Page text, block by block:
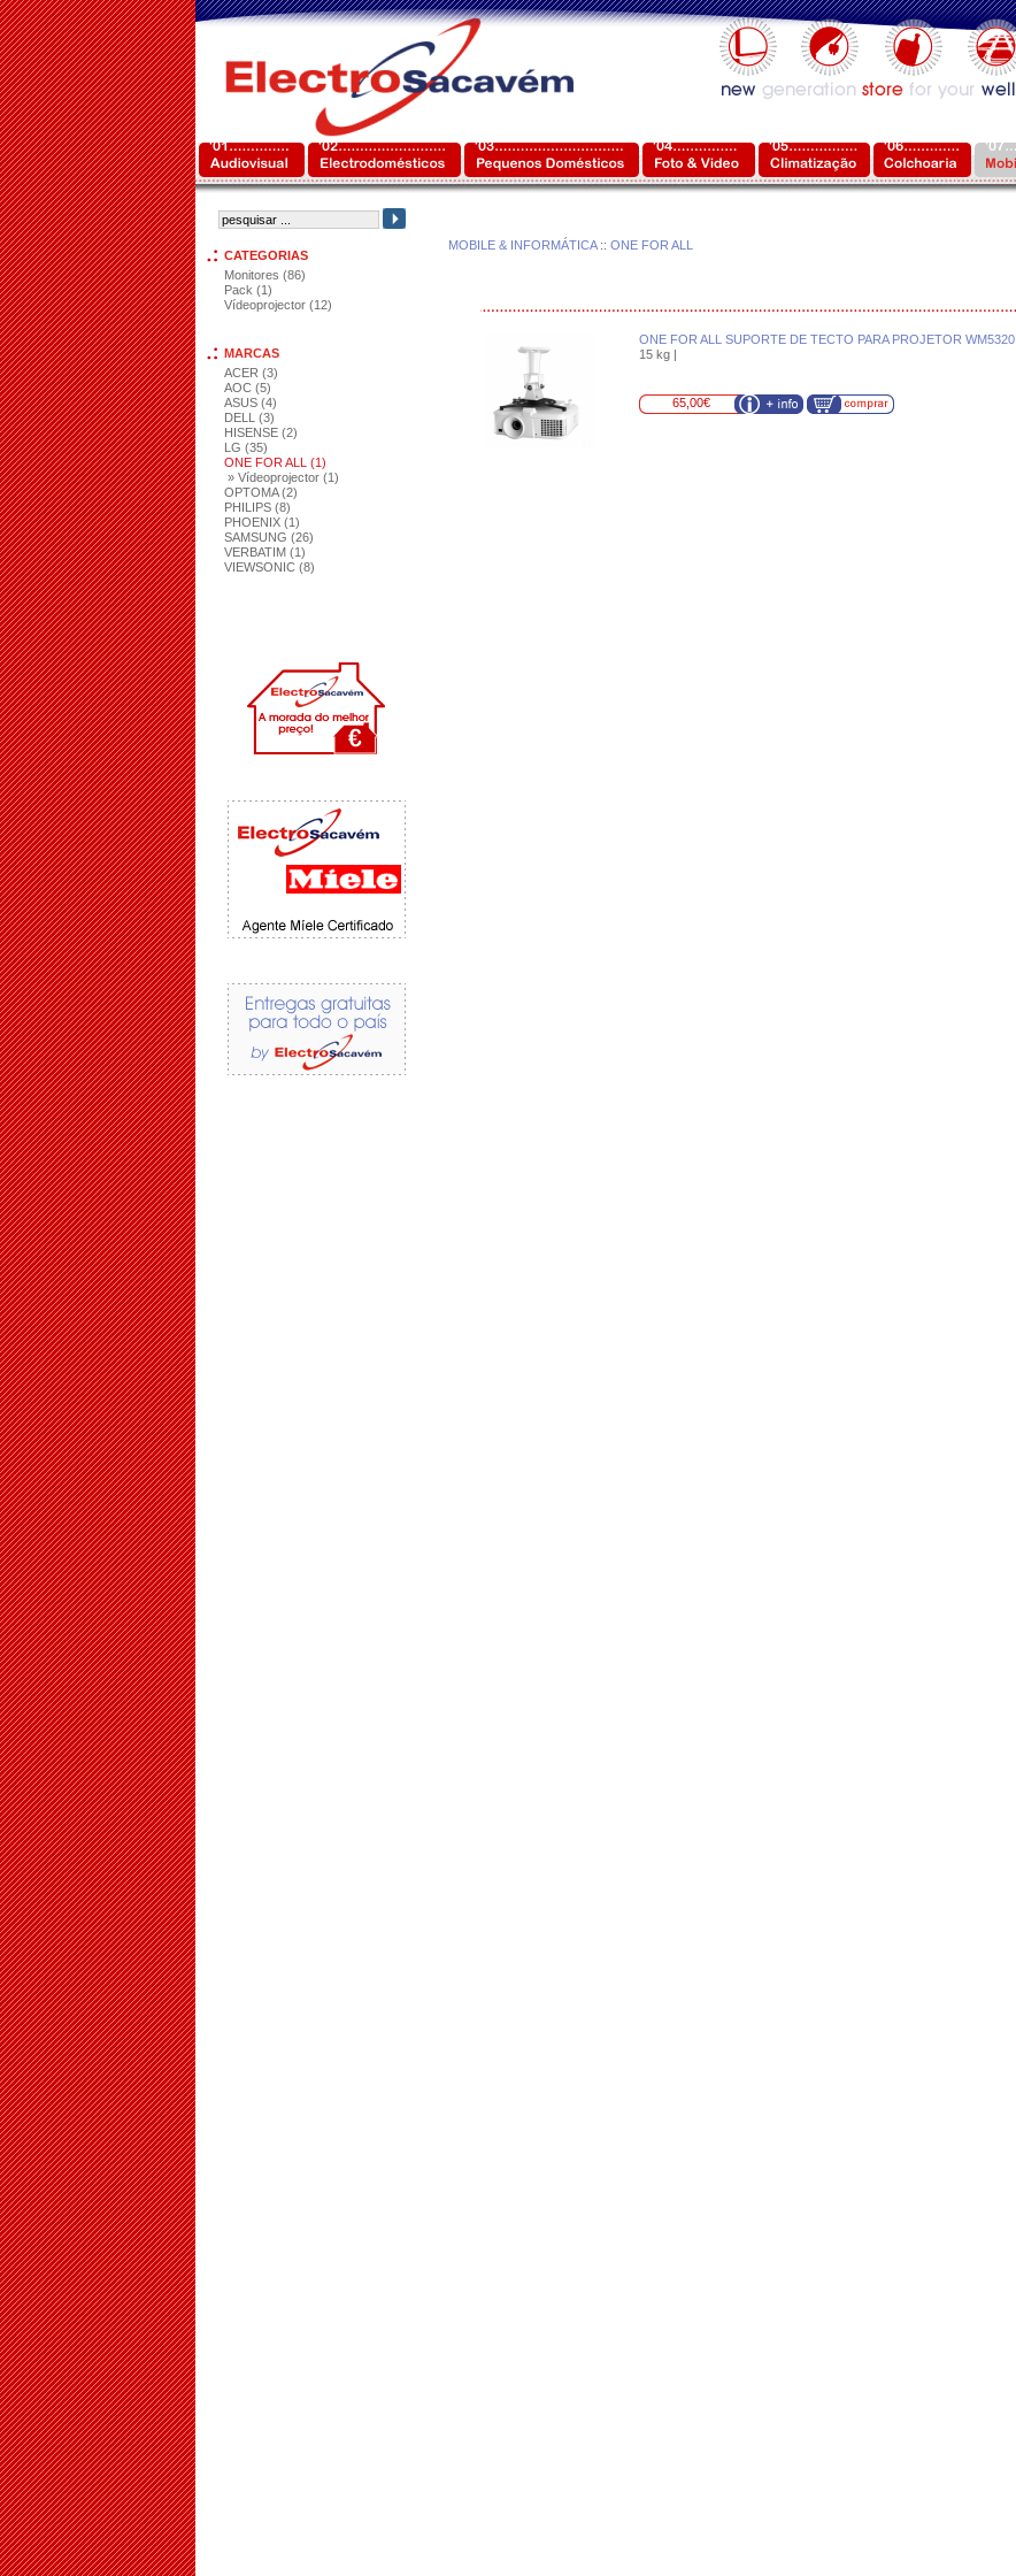
CATEGORIAS
Monitores (86)
Pack (1)
Vídeoprojector (12)
MARCAS
ACER (3)
AOC (5)
ASUS (4)
DELL (3)
HISENSE (2)
LG (35)
ONE FOR ALL (1)
» Vídeoprojector (1)
OPTOMA (2)
PHILIPS (8)
PHOENIX (1)
SAMSUNG (26)
VERBATIM (1)
VIEWSONIC (8)
MOBILE & INFORMÁTICA:: ONE FOR ALL
ONE FOR ALL SUPORTE DE TECTO PARA PROJETOR WM5320
15 kg |
65,00€